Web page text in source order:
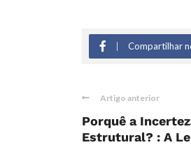
Compartilhar
Artigo anterior
Porquê a
Estrutural? : A